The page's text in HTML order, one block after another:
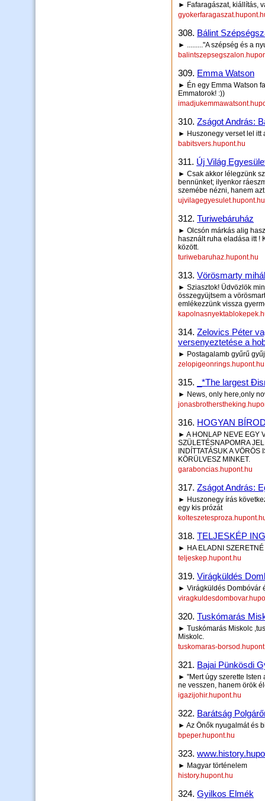
► Fafaragászat, kiállítás,
308. Bálint
► ........."A szépség és a
309. Emma Watson
► Én egy Emma Watson
Emmatorok! :))
310. Zságot András:
► Huszonegy verset lel itt
babitsvers.hupont.hu
311. Új Világ
► Csak akkor lélegzünk
bennünket; ilyenkor
szemébe nézni, hanem
ujvilagegyesulet.hupont.hu
312. Turiwebáruház
► Olcsón márkás alig
használt ruha eladása itt !
között.
turiwebaruhaz.hupont.hu
313. Vörösmarty
► Sziasztok! Üdvözlök
összegyüjtsem a
emlékezzünk vissza
314. Zelovics Péter
versenyeztetése a
► Postagalamb gyűrű
zelopigeonrings.hupont.hu
315. _*The largest
► News, only here,only
316. HOGYAN
► A HONLAP NEVE EGY
SZÜLETÉSNAPOMRA
INDÍTTATÁSUK A
KÖRÜLVESZ MINKET.
garaboncias.hupont.hu
317. Zságot András:
► Huszonegy írás
egy kis prózát
318. TELJESKÉP
► HA ELADNI
teljeskep.hupont.hu
319. Virágküldés
► Virágküldés Dombóvár
320. Tuskómarás
► Tuskómarás Miskolc
Miskolc.
tuskomaras-
321. Bajai Pünkösdi
► "Mert úgy szerette Isten
ne vesszen, hanem örök
igazijohir.hupont.hu
322. Barátság
► Az Önők nyugalmát és
bpeper.hupont.hu
323.
► Magyar történelem
history.hupont.hu
324. Gyilkos Elmék